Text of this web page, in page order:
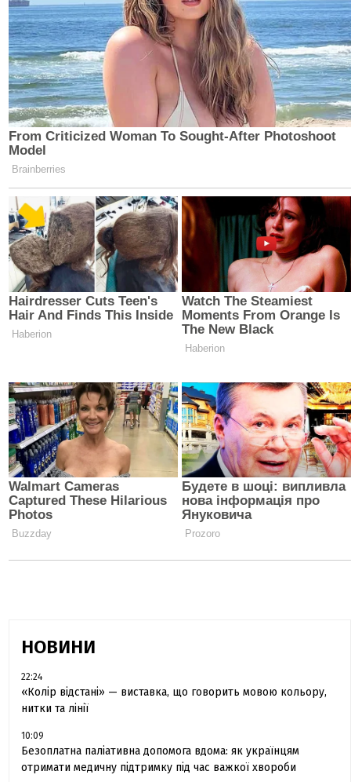
НОВИНИ
22:24
«Колір відстані» — виставка, що говорить мовою кольору,
нитки та лінії
10:09
Безоплатна паліативна допомога вдома: як українцям
отримати медичну підтримку під час важкої хвороби